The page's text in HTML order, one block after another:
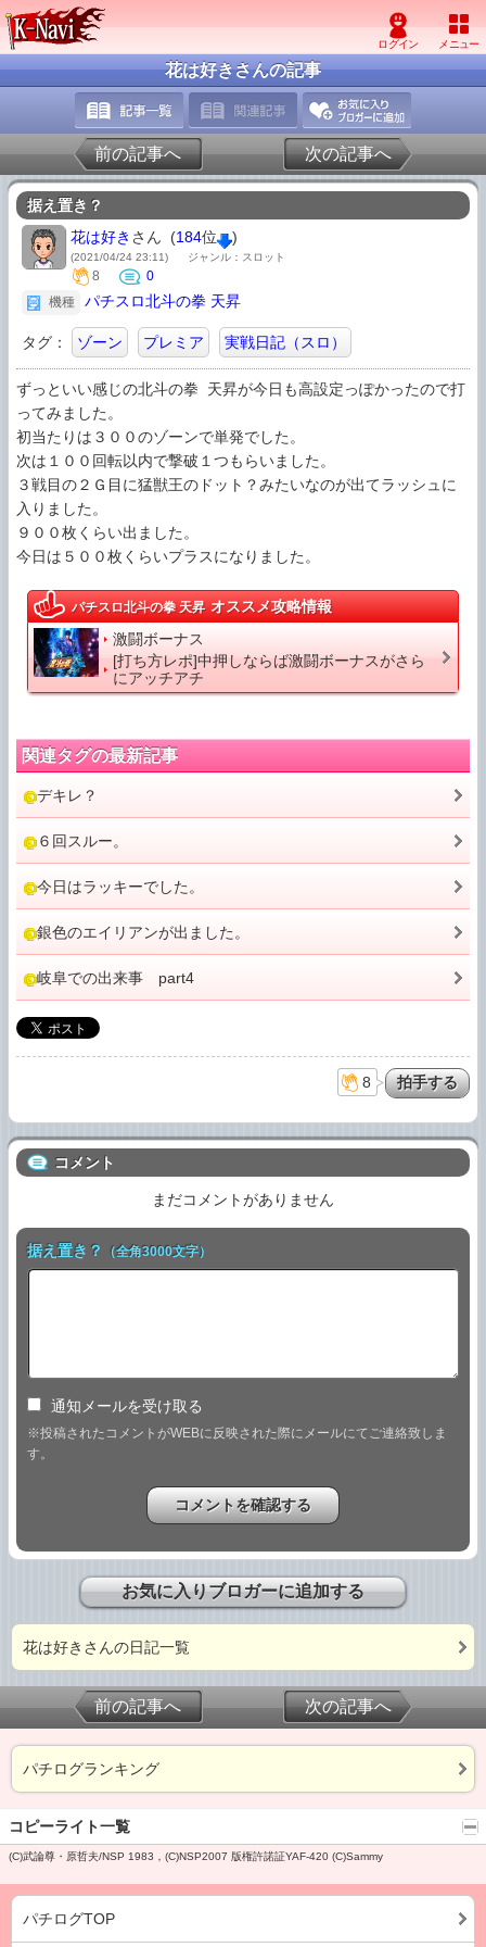
花は好きさんの記事
前の記事へ 次の記事へ
据え置き？
花は好き さん (184位 )
(2021/04/24 23:11) ジャンル：スロット
8
0
機種
パチスロ北斗の拳 天昇
タグ： ゾーン プレミア 実戦日記（スロ）
ずっといい感じの北斗の拳 天昇が今日も高設定っぽかったので打
ってみました。
初当たりは３００のゾーンで単発でした。
次は１００回転以内で撃破１つもらいました。
３戦目の２Ｇ目に猛獣王のドット？みたいなのが出てラッシュに
入りました。
９００枚くらい出ました。
今日は５００枚くらいプラスになりました。
パチスロ北斗の拳 天昇 オススメ攻略情報
激闘ボーナス
[打ち方レポ]中押しならば激闘ボーナスがさら
にアッチアチ
関連タグの最新記事
デキレ？
６回スルー。
今日はラッキーでした。
銀色のエイリアンが出ました。
岐阜での出来事 part4
8
コメント
まだコメントがありません
据え置き？ （全角3000文字）
通知メールを受け取る
※投稿されたコメントがWEBに反映された際にメールにてご連絡致しま
す。
お気に入りブロガーに追加する
花は好きさんの日記一覧
前の記事へ 次の記事へ
パチログランキング
コピーライト一覧
(C)武論尊・原哲夫/NSP 1983，(C)NSP2007 版権許諾証YAF-420 (C)Sammy
パチログTOP